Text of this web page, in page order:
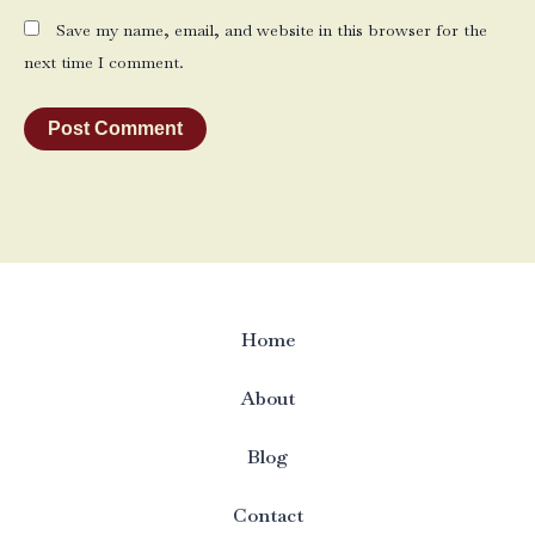
Save my name, email, and website in this browser for the
next time I comment.
Home
About
Blog
Contact